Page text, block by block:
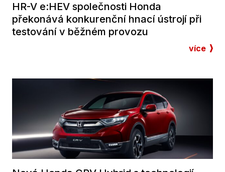
HR-V e:HEV společnosti Honda
překonává konkurenční hnací ústrojí při
testování v běžném provozu
více